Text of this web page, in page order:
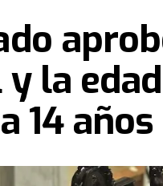
y la
14 años